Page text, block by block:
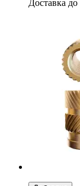
Доставка до